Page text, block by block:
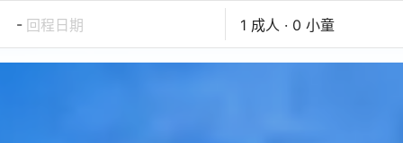
- 回程日期 1 成人 · 0 小童